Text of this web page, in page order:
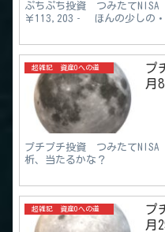
ぷちぷち投資 つみたて
￥113,203‐ ほんの少しの・
超雑記 資産0への道
プ
月
プチプチ投資 つみたて
析、当たるかな？
超雑記 資産0への道
プ
月